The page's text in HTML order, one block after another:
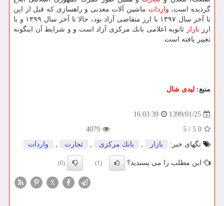
گردیده است، واردات ماشین آلات معدنی و راهسازی كه قبل از این
تا آخر سال ۱۳۹۷ با ارز متقاضی آزاد بود، حالا تا آخر سال ۱۳۹۹ و با
ارز بازار ثانویه اعلامی بانك مركزی آزاد است و و شرایط آن اینگونه
تغییر یافته است.
منبع: لیدی شال
1399/01/25
16:03:39
5.0
/
5
4079
تگهای خبر:
بازار , بانك مركزی , تجارت , واردات
این مطلب را می پسندید؟ (1)
(0)
X